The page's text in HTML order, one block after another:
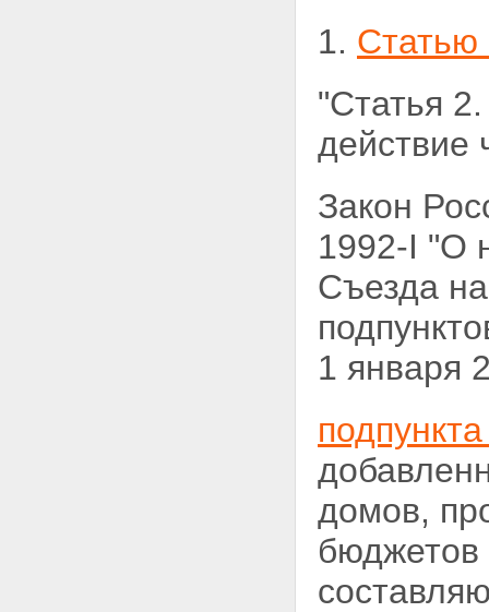
1. Статью
"Статья
действие
Закон
1992-I "О
Съезда
1 января
домов,
бюджетов